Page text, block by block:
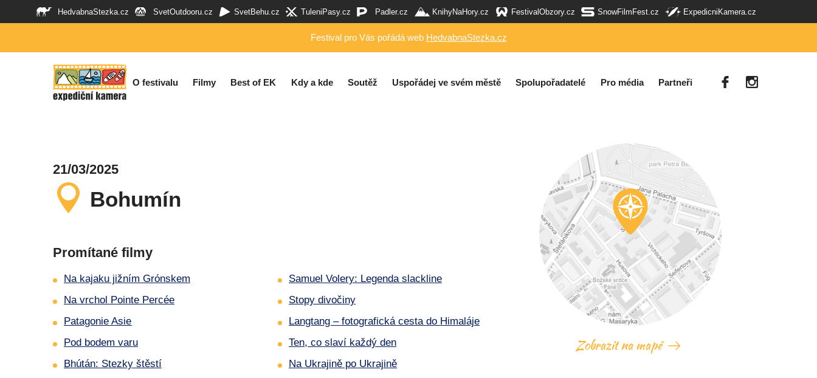
HedvabnaStezka.cz SvetOutdooru.cz SvetBehu.cz TuleniPasy.cz Padler.cz KnihyNaHory.cz FestivalObzory.cz SnowFilmFest.cz ExpedicniKamera.cz
Festival pro Vás pořádá web HedvabnaStezka.cz
O festivalu Filmy Best of EK Kdy a kde Soutěž Uspořádej ve svém městě Spolupořadatelé Pro média Partneři
21/03/2025
Bohumín
Promítané filmy
Na kajaku jižním Grónskem
Na vrchol Pointe Percée
Patagonie Asie
Pod bodem varu
Bhútán: Stezky štěstí
Samuel Volery: Legenda slackline
Stopy divočiny
Langtang – fotografická cesta do Himaláje
Ten, co slaví každý den
Na Ukrajině po Ukrajině
Zobrazit na mapě